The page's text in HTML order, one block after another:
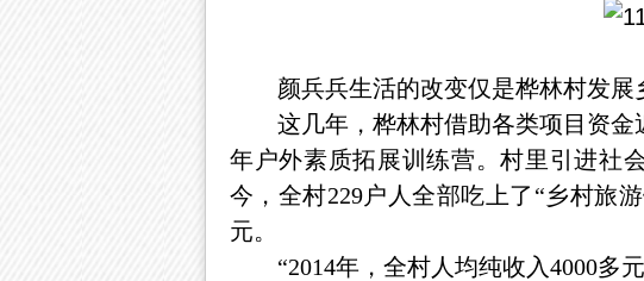
颜兵兵生活的改变仅是桦林村发展
这几年，桦林村借助各类项目资金
年户外素质拓展训练营。村里引进社
今，全村229户人全部吃上了“乡村旅
元。
“2014年，全村人均纯收入4000多